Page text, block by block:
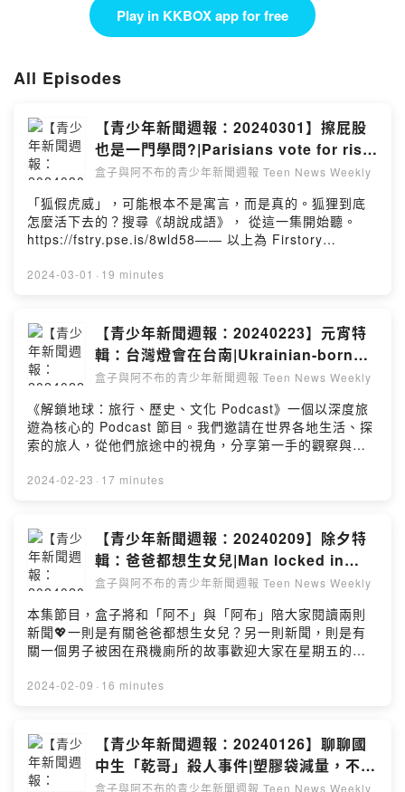
A community of nature enthusiasts who enjoy hiking and
exploring the outdoors.
affairs content.
Each episode will feature 2 bilingual news stories in both
Chinese and English.
每週五晚上8點準時上架💪🏼
Scheduled for release every Friday evening at 8 o'clock.
也要贊助盒子報報基金
來鼓勵與支持盒子的創作喔🙏🏼
Remember to subscribe to and support our program.
Play in KKBOX app for free
All Episodes
【青少年新聞週報：20240301】擦屁股
也是一門學問?|Parisians vote for rise
in parking fees for SUVs
盒子與阿不布的青少年新聞週報 Teen News Weekly
「狐假虎威」，可能根本不是寓言，而是真的。狐狸到底
怎麼活下去的？搜尋《胡說成語》， 從這一集開始聽。
https://fstry.pse.is/8wld58—— 以上為 Firstory
布」陪大家閱讀兩則新聞💖一則是有關「擦屁股也是一門
點鐘準時收聽📌也要記得請盒子喝杯拿鐵🙏🏼支持本節
目：
https://open.firstory.me/user/clb63g3g400ob01qy7fw
gb25o🌈留言告訴我你對這一集的想法：
https://open.firstory.me/user/clb63g3g400ob01qy7fw
gb25o/commentsPowered by Firstory Hosting
2024-03-01 · 19 minutes
【青少年新聞週報：20240223】元宵特
輯：台灣燈會在台南|Ukrainian-born
model win Miss Japan
盒子與阿不布的青少年新聞週報 Teen News Weekly
《解鎖地球：旅行、歷史、文化 Podcast》一個以深度旅
遊為核心的 Podcast 節目。我們邀請在世界各地生活、探
索的旅人，從他們旅途中的視角，分享第一手的觀察與體
https://fstry.pse.is/8xebdn—— 以上為 Firstory
南另一則新聞，則是有關烏克蘭出生的日本小姐的故事歡
迎大家在星期五的晚上八點鐘準時收聽📌也要記得請盒子
喝杯拿鐵🙏🏼支持本節目：
https://open.firstory.me/user/clb63g3g400ob01qy7fw
gb25o🌈留言告訴我你對這一集的想法：
https://open.firstory.me/user/clb63g3g400ob01qy7fw
gb25o/commentsPowered by Firstory Hosting
2024-02-23 · 17 minutes
【青少年新聞週報：20240209】除夕特
輯：爸爸都想生女兒|Man locked in
India plane toilet for over an hour
盒子與阿不布的青少年新聞週報 Teen News Weekly
本集節目，盒子將和「阿不」與「阿布」陪大家閱讀兩則
新聞💖一則是有關爸爸都想生女兒？另一則新聞，則是有
關一個男子被困在飛機廁所的故事歡迎大家在星期五的晚
節目：
https://open.firstory.me/user/clb63g3g400ob01qy7fw
gb25o/commentsPowered by Firstory Hosting
2024-02-09 · 16 minutes
【青少年新聞週報：20240126】聊聊國
中生「乾哥」殺人事件|塑膠袋減量，不進
反退
盒子與阿不布的青少年新聞週報 Teen News Weekly